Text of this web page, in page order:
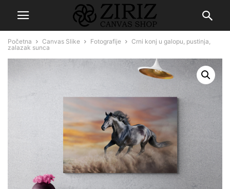
Početna Canvas Slike Fotografije
Crni konj u galopu, pustinja,
zalazak sunca